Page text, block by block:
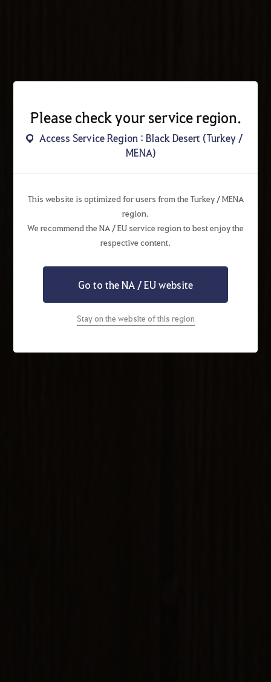
Please check your service region.
Access Service Region : Black Desert (Turkey /
MENA)
This website is optimized for users from the Turkey / MENA
region.
We recommend the NA / EU service region to best enjoy the
respective content.
Go to the NA / EU website
Stay on the website of this region